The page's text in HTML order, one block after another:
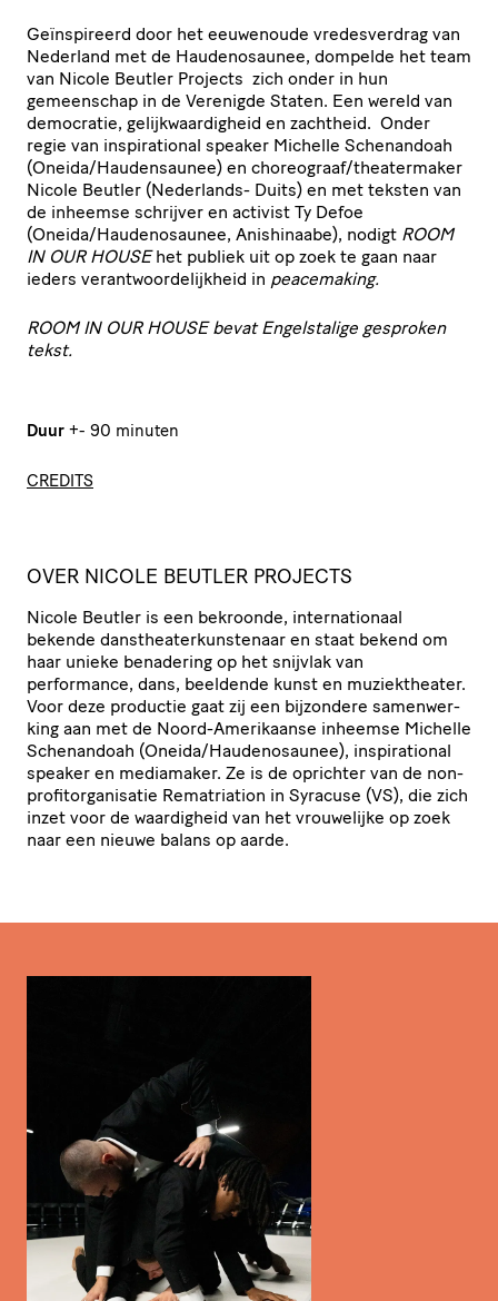
Geïnspireerd door het eeuwenoude vredesverdrag van
Nederland met de Haudenosaunee, dompelde het team
van Nicole Beutler Projects zich onder in hun
gemeenschap in de Verenigde Staten. Een wereld van
democratie, gelijkwaardigheid en zachtheid. Onder
regie van inspirational speaker Michelle Schenandoah
(Oneida/Haudensaunee) en choreograaf/theatermaker
Nicole Beutler (Nederlands- Duits) en met teksten van
de inheemse schrijver en activist Ty Defoe
(Oneida/Haudenosaunee, Anishinaabe), nodigt ROOM
IN OUR HOUSEhet publiek uit op zoek te gaan naar
ieders verantwoordelijkheid in peacemaking.
ROOM IN OUR HOUSE bevat Engelstalige gesproken
tekst.
Duur +- 90 minuten
CREDITS
OVER NICOLE BEUTLER PROJECTS
Nicole Beutler is een bekroonde, inter­na­ti­o­naal
bekende dans­the­a­ter­kun­ste­naar en staat bekend om
haar unieke benadering op het snijvlak van
performance, dans, beeldende kunst en muziek­the­ater.
Voor deze productie gaat zij een bijzondere samen­wer­
king aan met de Noord-Amerikaanse inheemse Michelle
Schenandoah (Oneida/​Haudenosaunee), inspi­ra­ti­onal
speaker en mediamaker. Ze is de oprichter van de non-
profit­or­ga­ni­satie Rema­tri­a­tion in Syracuse (VS), die zich
inzet voor de waardigheid van het vrouwelijke op zoek
naar een nieuwe balans op aarde.